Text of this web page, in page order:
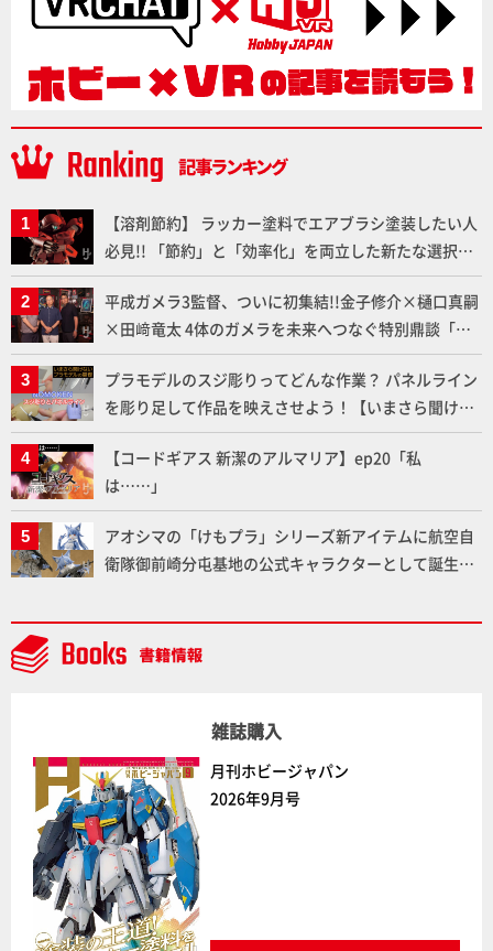
【溶剤節約】 ラッカー塗料でエアブラシ塗装したい人
必見!! 「節約」と「効率化」を両立した新たな選択肢
「カートリッジ式エアーブラシ FLYER-SR2」の使い心
地を「HG ブルーティッシュドッグ」で検証！
平成ガメラ3監督、ついに初集結!!金子修介×樋口真嗣
×田﨑竜太 4体のガメラを未来へつなぐ特別鼎談「ガ
メラ永久保存化プロジェクト FINAL」
プラモデルのスジ彫りってどんな作業？ パネルライン
を彫り足して作品を映えさせよう！【いまさら聞けな
いプラモデルの基礎：スジ彫りとパネルライン】
【コードギアス 新潔のアルマリア】ep20「私
は……」
アオシマの「けもプラ」シリーズ新アイテムに航空自
衛隊御前崎分屯基地の公式キャラクターとして誕生し
通常版の2ラインで発売！
雑誌購入
月刊ホビージャパン
2026年9月号